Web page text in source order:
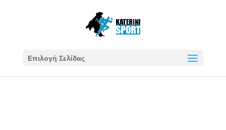
Επιλογή Σελίδας